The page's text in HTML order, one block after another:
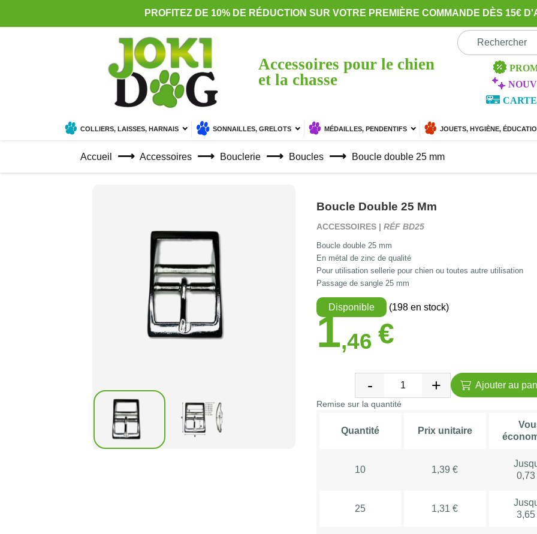
PROFITEZ DE 10% DE RÉDUCTION SUR VOTRE PREMIÈRE COMMANDE DÈS 15€
Accessoires pour le chien
et la chasse
COLLIERS, LAISSES, HARNAIS SONNAILLES, GRELOTS MÉDAILLES, PENDENTIFS JOUETS, HYGIÈNE,
Accueil Accessoires Bouclerie Boucles Boucle double 25 mm
Boucle Double 25 Mm
ACCESSOIRES | RÉF BD25
Boucle double 25 mm
En métal de zinc de qualité
Pour utilisation sellerie pour chien ou toutes autre utilisation
Passage de sangle 25 mm
Disponible (198 en stock)
1,46 €
Ajouter au
Remise sur la quantité
Quantité Prix unitaire
10 1,39 €
0,73
25 1,31 €
3,65